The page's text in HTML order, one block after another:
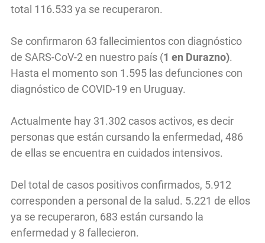
total 116.533 ya se recuperaron.
Se confirmaron 63 fallecimientos con diagnóstico
de SARS-CoV-2 en nuestro país (1 en Durazno).
Hasta el momento son 1.595 las defunciones con
diagnóstico de COVID-19 en Uruguay.
Actualmente hay 31.302 casos activos, es decir
personas que están cursando la enfermedad, 486
de ellas se encuentra en cuidados intensivos.
Del total de casos positivos confirmados, 5.912
corresponden a personal de la salud. 5.221 de ellos
ya se recuperaron, 683 están cursando la
enfermedad y 8 fallecieron.